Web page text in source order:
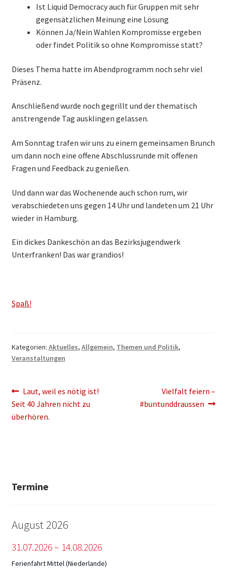
Ist Liquid Democracy auch für Gruppen mit sehr
gegensätzlichen Meinung eine Lösung
Können Ja/Nein Wahlen Kompromisse ergeben
oder findet Politik so ohne Kompromisse statt?
Dieses Thema hatte im Abendprogramm noch sehr viel
Präsenz.
Anschließend wurde noch gegrillt und der thematisch
anstrengende Tag ausklingen gelassen.
Am Sonntag trafen wir uns zu einem gemeinsamen Brunch
um dann noch eine offene Abschlussrunde mit offenen
Fragen und Feedback zu genießen.
Und dann war das Wochenende auch schon rum, wir
verabschiedeten uns gegen 14 Uhr und landeten um 21 Uhr
wieder in Hamburg.
Ein dickes Dankeschön an das Bezirksjugendwerk
Unterfranken! Das war grandios!
Spaß!
Kategorien: Aktuelles, Allgemein, Themen und Politik,
Veranstaltungen
Beitragsnavigation
Vorheriger
Beitrag:
Laut, weil es nötig ist!
Seit 40 Jahren nicht zu
überhören.
Nächster
Beitrag:
Vielfalt feiern –
#buntunddraussen
Termine
August 2026
31.07.2026– 14.08.2026
Ferienfahrt Mittel (Niederlande)